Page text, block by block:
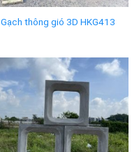
Gạch thông gió 3D HKG413